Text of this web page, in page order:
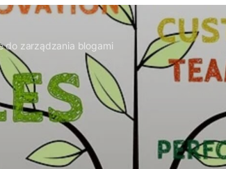
do zarządzania blogami